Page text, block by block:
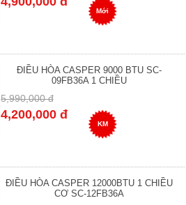
Mới
ĐIỀU HÒA CASPER 9000 BTU SC-
09FB36A 1 CHIỀU
5,990,000 đ
4,200,000 đ
KM
ĐIỀU HÒA CASPER 12000BTU 1 CHIỀU
CƠ SC-12FB36A